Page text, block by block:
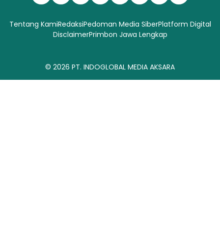
Tentang KamiRedaksiPedoman Media SiberPlatform Digital
DisclaimerPrimbon Jawa Lengkap
© 2026 PT. INDOGLOBAL MEDIA AKSARA